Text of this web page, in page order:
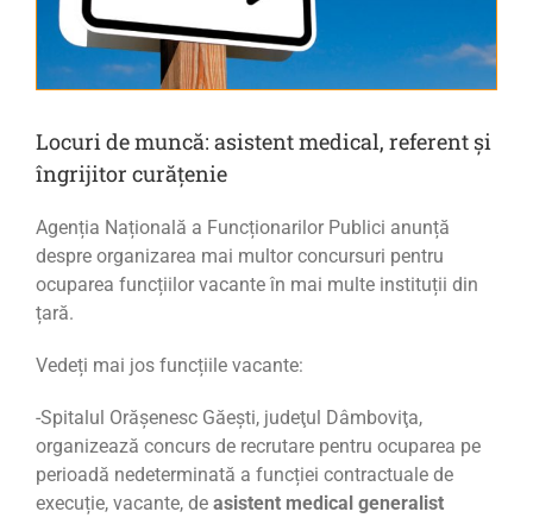
Locuri de muncă: asistent medical, referent și
îngrijitor curăţenie
Agenția Națională a Funcționarilor Publici anunță
despre organizarea mai multor concursuri pentru
ocuparea funcțiilor vacante în mai multe instituții din
țară.
Vedeți mai jos funcțiile vacante:
-Spitalul Orăşenesc Găeşti, judeţul Dâmboviţa,
organizează concurs de recrutare pentru ocuparea pe
perioadă nedeterminată a funcției contractuale de
execuție, vacante, de asistent medical generalist